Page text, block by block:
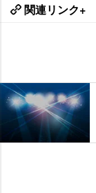
関連リンク+